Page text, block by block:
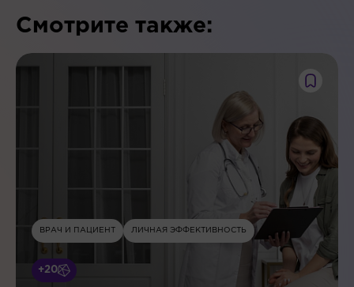
Смотрите также:
ВРАЧ И ПАЦИЕНТ ЛИЧНАЯ ЭФФЕКТИВНОСТЬ
+20